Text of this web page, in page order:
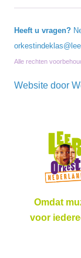
Omdat
voor
Heeft u vragen?
Alle rechten
Website door